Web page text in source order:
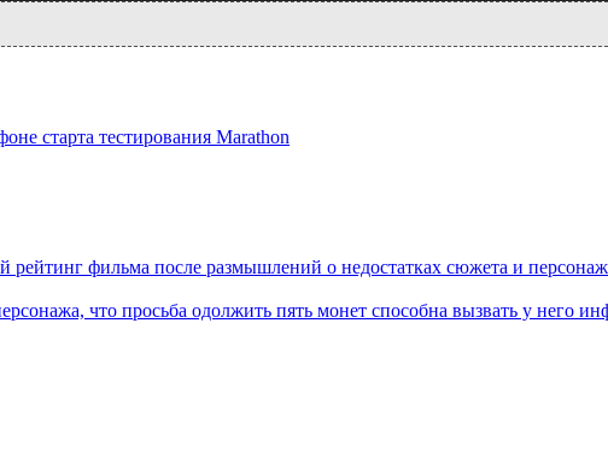
старта тестирования Marathon
фильма после размышлений о недостатках сюжета и
что просьба одолжить пять монет способна вызвать у него